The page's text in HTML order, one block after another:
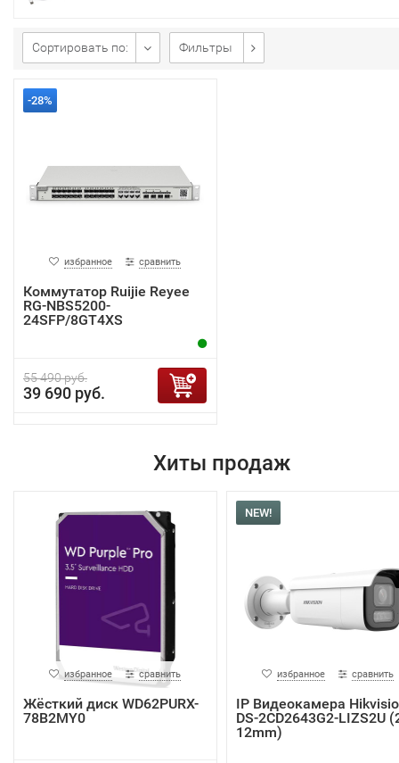
Сортировать по: Фильтры
-28%
избранное сравнить
Коммутатор Ruijie Reyee
RG-NBS5200-
24SFP/8GT4XS
55 490 руб.
39 690 руб.
Хиты продаж
избранное сравнить
Жёсткий диск WD62PURX-
78B2MY0
NEW!
избранное сравнить
IP Видеокамера
DS-2CD2643G2-LIZS2U
12mm)